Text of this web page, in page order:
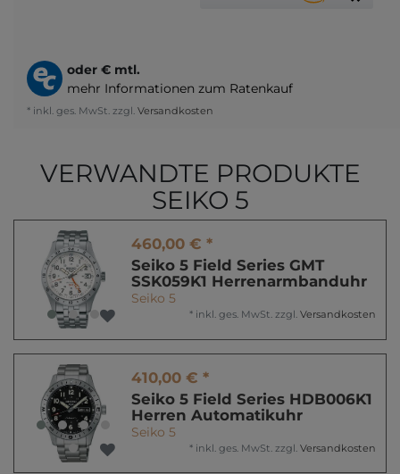
oder € mtl.
mehr Informationen zum Ratenkauf
* inkl. ges. MwSt. zzgl. Versandkosten
VERWANDTE PRODUKTE
SEIKO 5
460,00 € *
Seiko 5 Field Series GMT
SSK059K1 Herrenarmbanduhr
Seiko 5
* inkl. ges. MwSt. zzgl. Versandkosten
410,00 € *
Seiko 5 Field Series HDB006K1
Herren Automatikuhr
Seiko 5
* inkl. ges. MwSt. zzgl. Versandkosten